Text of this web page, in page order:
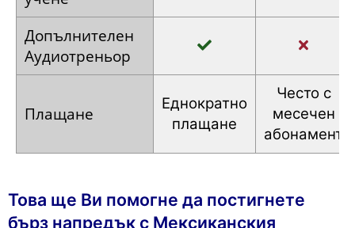
Суперобучение:
Медитативно
учене
Допълнителен
Аудиотреньор
плащане
абонамент